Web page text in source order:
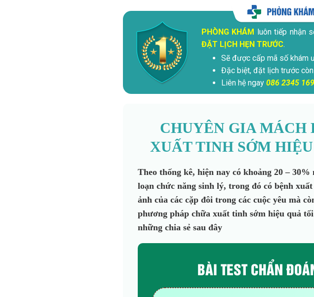
PHÒNG KHÁM luôn tiếp nhận
ĐẶT LỊCH HẸN TRƯỚC.
Sẽ được cấp mã số khám
Đặc biệt, đặt lịch trước
Liên hệ ngay 086 2345 169
CHUYÊN GIA MÁCH
XUẤT TINH SỚM
Theo thống kê, hiện nay có khoảng 20 –
loạn chức năng sinh lý, trong đó có bệnh
ảnh của các cặp đôi trong các cuộc yêu mà
phương pháp chữa xuất tinh sớm hiệu quả
những chia sẻ sau đây
BÀI TEST CHẨN